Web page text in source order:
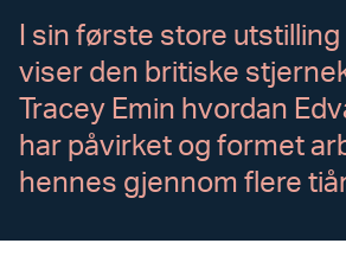
I sin første store
viser den britiske
Tracey Emin hvordan
har påvirket og formet
hennes gjennom flere